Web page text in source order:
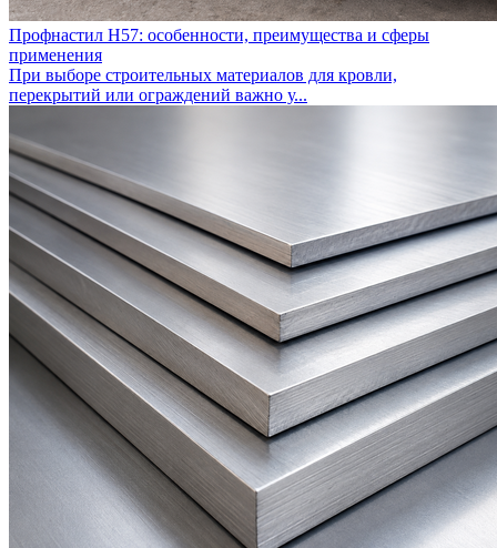
Профнастил Н57: особенности, преимущества и сферы
применения
При выборе строительных материалов для кровли,
перекрытий или ограждений важно у...